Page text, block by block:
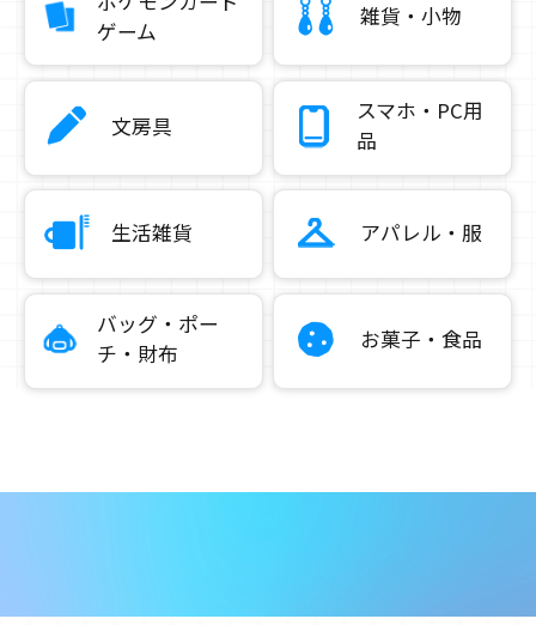
ゲーム
雑貨・小物
文房具
スマホ・PC用
品
生活雑貨 アパレル・服
バッグ・ポー
チ・財布
お菓子・食品